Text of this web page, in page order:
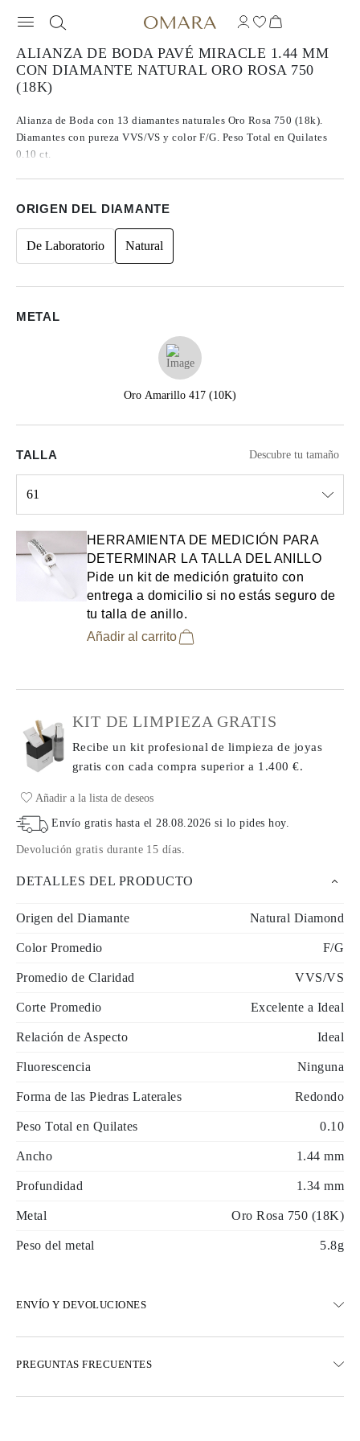
ALIANZA DE BODA PAVÉ MIRACLE 1.44 MM
CON DIAMANTE NATURAL ORO ROSA 750
(18K)
Alianza de Boda con 13 diamantes naturales Oro Rosa 750 (18k).
Diamantes con pureza VVS/VS y color F/G. Peso Total en Quilates
0.10 ct.
ORIGEN DEL DIAMANTE
De Laboratorio Natural
METAL
Oro Amarillo 417 (10K)
TALLA Descubre tu tamaño
61
HERRAMIENTA DE MEDICIÓN PARA
DETERMINAR LA TALLA DEL ANILLO
Pide un kit de medición gratuito con
entrega a domicilio si no estás seguro de
tu talla de anillo.
Añadir al carrito
KIT DE LIMPIEZA GRATIS
Recibe un kit profesional de limpieza de joyas
gratis con cada comprasuperior a 1.400 €.
Añadir a la lista de deseos
Envío gratis hasta el28.08.2026 si lo pides hoy.
Devolución gratis durante 15 días.
DETALLES DEL PRODUCTO
Origen del Diamante Natural Diamond
Color Promedio F/G
Promedio de Claridad VVS/VS
Corte Promedio Excelente a Ideal
Relación de Aspecto Ideal
Fluorescencia Ninguna
Forma de las Piedras Laterales Redondo
Peso Total en Quilates 0.10
Ancho 1.44 mm
Profundidad 1.34 mm
Metal Oro Rosa 750 (18K)
Peso del metal 5.8g
ENVÍO Y DEVOLUCIONES
Opciones de entrega exprés también están disponibles
PREGUNTAS FRECUENTES